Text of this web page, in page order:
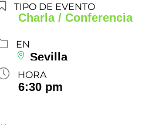
TIPO DE EVENTO
Charla / Conferencia
EN
Sevilla
HORA
6:30 pm